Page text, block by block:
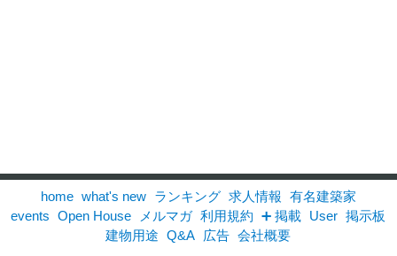
home what's new ランキング 求人情報 有名建築家
events
Open House メルマガ 利用規約 ➕ 掲載 User 掲示板
建物用途
Q&A 広告 会社概要